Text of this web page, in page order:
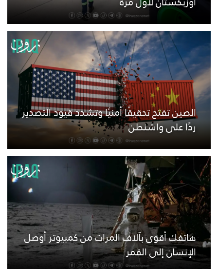
الصين تفتح تحقيقًا أمنيًا وتشدد قيود التصدير
ردًا على واشنطن
هاتفك أقوى بآلاف المرات من كمبيوتر أوصل
الإنسان إلى القمر